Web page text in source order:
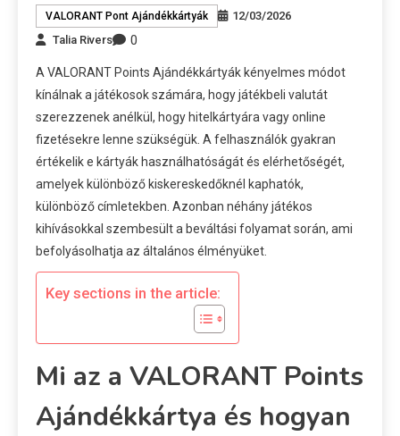
VALORANT Pont Ajándékkártyák
12/03/2026
Talia Rivers
0
A VALORANT Points Ajándékkártyák kényelmes módot
kínálnak a játékosok számára, hogy játékbeli valutát
szerezzenek anélkül, hogy hitelkártyára vagy online
fizetésekre lenne szükségük. A felhasználók gyakran
értékelik e kártyák használhatóságát és elérhetőségét,
amelyek különböző kiskereskedőknél kaphatók,
különböző címletekben. Azonban néhány játékos
kihívásokkal szembesült a beváltási folyamat során, ami
befolyásolhatja az általános élményüket.
Key sections in the article:
Mi az a VALORANT Points
Ajándékkártya és hogyan